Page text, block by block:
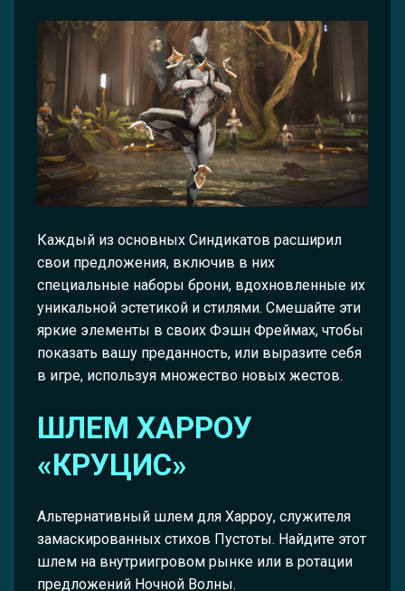
Каждый из основных Синдикатов расширил
свои предложения, включив в них
специальные наборы брони, вдохновленные их
уникальной эстетикой и стилями. Смешайте эти
яркие элементы в своих Фэшн Фреймах, чтобы
показать вашу преданность, или выразите себя
в игре, используя множество новых жестов.
ШЛЕМ ХАРРОУ
«КРУЦИС»
Альтернативный шлем для Харроу, служителя
замаскированных стихов Пустоты. Найдите этот
шлем на внутриигровом рынке или в ротации
предложений Ночной Волны.